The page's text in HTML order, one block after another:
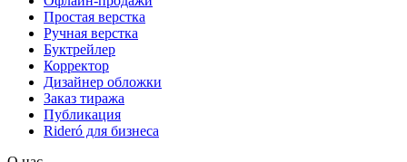
Простая верстка
Ручная верстка
Буктрейлер
Корректор
Дизайнер обложки
Заказ тиража
Публикация
Rideró для бизнеса